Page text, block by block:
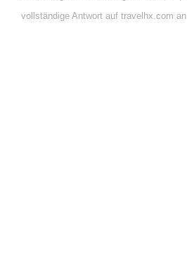
vollständige Antwort auf travelhx.com an